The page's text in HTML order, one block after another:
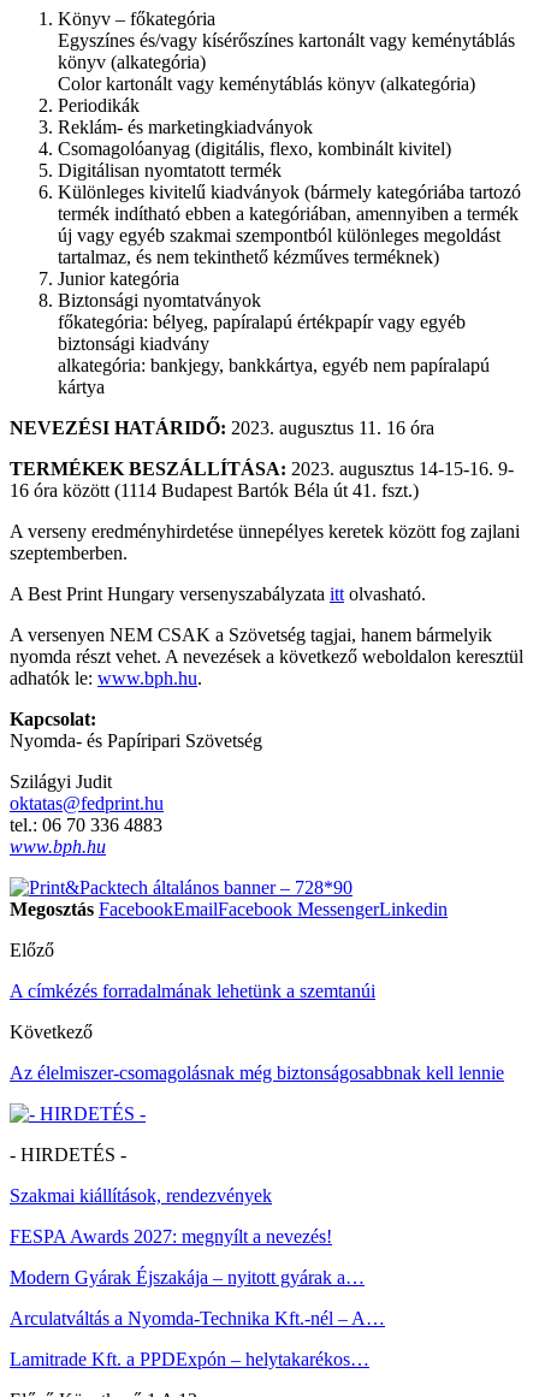
Könyv – főkategória
Egyszínes és/vagy kísérőszínes kartonált vagy keménytáblás
könyv (alkategória)
Color kartonált vagy keménytáblás könyv (alkategória)
Periodikák
Reklám- és marketingkiadványok
Csomagolóanyag (digitális, flexo, kombinált kivitel)
Digitálisan nyomtatott termék
Különleges kivitelű kiadványok (bármely kategóriába tartozó
termék indítható ebben a kategóriában, amennyiben a termék
új vagy egyéb szakmai szempontból különleges megoldást
tartalmaz, és nem tekinthető kézműves terméknek)
Junior kategória
Biztonsági nyomtatványok
főkategória: bélyeg, papíralapú értékpapír vagy egyéb
biztonsági kiadvány
alkategória: bankjegy, bankkártya, egyéb nem papíralapú
kártya
NEVEZÉSI HATÁRIDŐ: 2023. augusztus 11. 16 óra
TERMÉKEK BESZÁLLÍTÁSA: 2023. augusztus 14-15-16. 9-
16 óra között (1114 Budapest Bartók Béla út 41. fszt.)
A verseny eredményhirdetése ünnepélyes keretek között fog zajlani
szeptemberben.
A Best Print Hungary versenyszabályzata itt olvasható.
A versenyen NEM CSAK a Szövetség tagjai, hanem bármelyik
nyomda részt vehet. A nevezések a következő weboldalon keresztül
adhatók le: www.bph.hu.
Kapcsolat:
Nyomda- és Papíripari Szövetség
Szilágyi Judit
oktatas@fedprint.hu
tel.: 06 70 336 4883
www.bph.hu
Megosztás FacebookEmailFacebook MessengerLinkedin
Előző
A címkézés forradalmának lehetünk a szemtanúi
Következő
Az élelmiszer-csomagolásnak még biztonságosabbnak kell lennie
- HIRDETÉS -
Szakmai kiállítások, rendezvények
FESPA Awards 2027: megnyílt a nevezés!
Modern Gyárak Éjszakája – nyitott gyárak a…
Arculatváltás a Nyomda-Technika Kft.-nél – A…
Lamitrade Kft. a PPDExpón – helytakarékos…